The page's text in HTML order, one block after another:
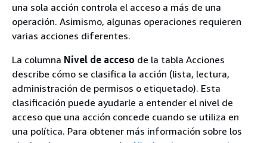
una sola acción controla el acceso a más de una
operación. Asimismo, algunas operaciones requieren
varias acciones diferentes.
La columna Nivel de acceso de la tabla Acciones
describe cómo se clasifica la acción (lista, lectura,
administración de permisos o etiquetado). Esta
clasificación puede ayudarle a entender el nivel de
acceso que una acción concede cuando se utiliza en
una política. Para obtener más información sobre los